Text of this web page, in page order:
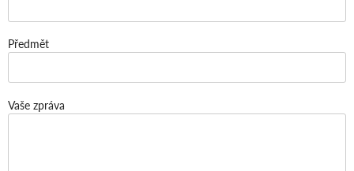
Předmět
Vaše zpráva